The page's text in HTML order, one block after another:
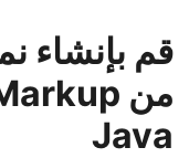
Java